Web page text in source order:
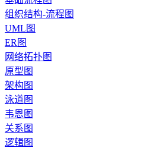
组织结构-流程图
UML图
ER图
网络拓扑图
原型图
架构图
泳道图
韦恩图
关系图
逻辑图